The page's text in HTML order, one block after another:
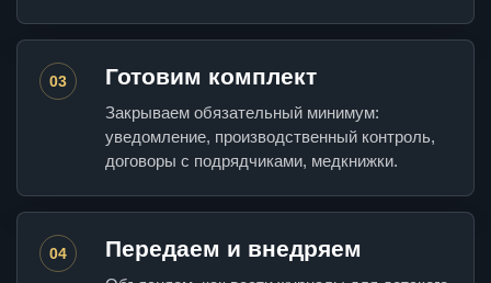
03 Готовим комплект
Закрываем обязательный минимум:
уведомление, производственный контроль,
договоры с подрядчиками, медкнижки.
04 Передаем и внедряем